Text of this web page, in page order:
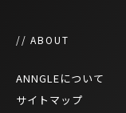
// ABOUT
ANNGLEについて
サイトマップ